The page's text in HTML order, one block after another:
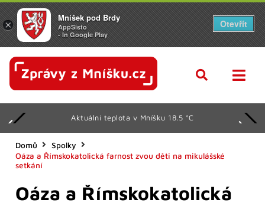
Aktuální teplota v Mníšku 18.5 °C
Domů
Spolky
Oáza a Římskokatolická farnost zvou děti na mikulášské
setkání
Oáza a Římskokatolická
×
Mníšek pod Brdy
AppSisto
- In Google Play
Otevřít